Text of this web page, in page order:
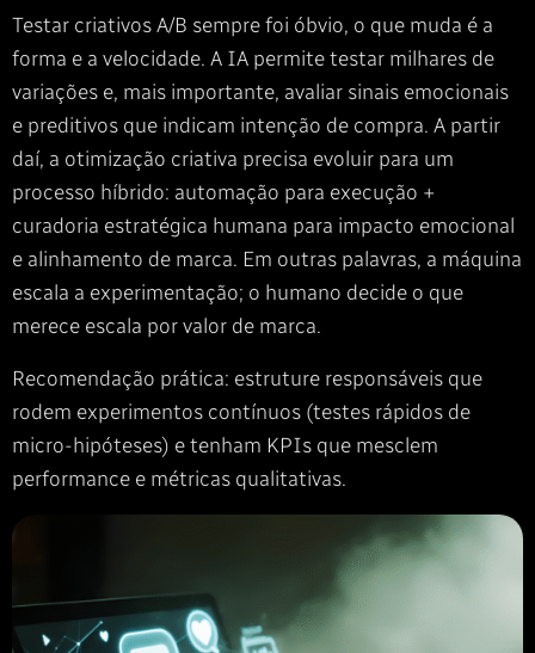
Testar criativos A/B sempre foi óbvio, o que muda é a
forma e a velocidade. A IA permite testar milhares de
variações e, mais importante, avaliar sinais emocionais
e preditivos que indicam intenção de compra. A partir
daí, a otimização criativa precisa evoluir para um
processo híbrido: automação para execução +
curadoria estratégica humana para impacto emocional
e alinhamento de marca. Em outras palavras, a máquina
escala a experimentação; o humano decide o que
merece escala por valor de marca.
Recomendação prática: estruture responsáveis que
rodem experimentos contínuos (testes rápidos de
micro-hipóteses) e tenham KPIs que mesclem
performance e métricas qualitativas.